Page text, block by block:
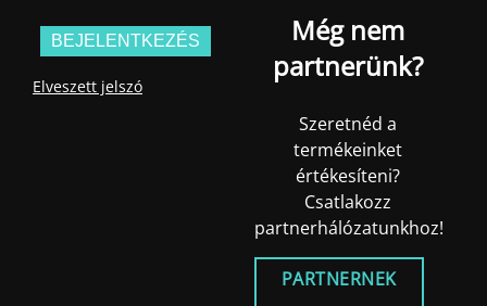
Elveszett jelszó
Még nem
partnerünk?
Szeretnéd a
termékeinket
értékesíteni?
Csatlakozz
partnerhálózatunkhoz!
PARTNERNEK